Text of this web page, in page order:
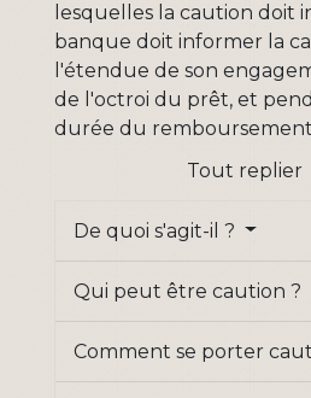
lesquelles la caution doit
banque doit informer la
l'étendue de son
de l'octroi du prêt, et
durée du
Tout replier
De quoi s'agit-il ?
Qui peut être caution ?
Comment se porter